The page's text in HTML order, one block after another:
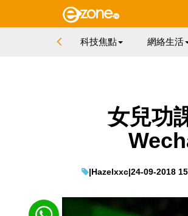
科技焦點 網絡生活
女兒功
|Hazelxxc|24-09-2018